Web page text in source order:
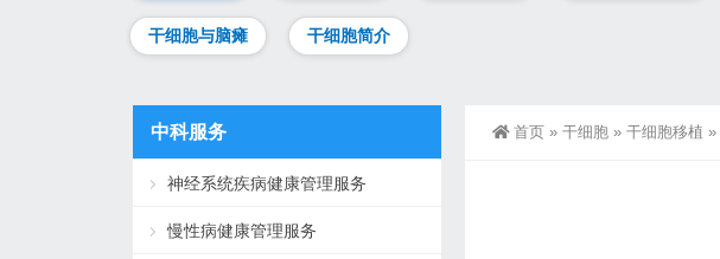
干细胞与脑瘫 干细胞简介
首页 » 干细胞 » 干细胞移植 »
中科服务
神经系统疾病健康管理服务
慢性病健康管理服务